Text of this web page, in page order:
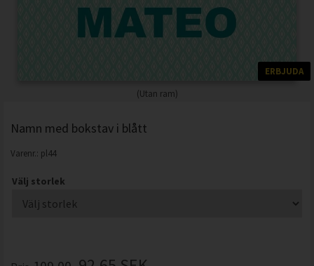
ERBJUDA
(Utan ram)
Namn med bokstav i blått
Varenr.: pl44
Välj storlek